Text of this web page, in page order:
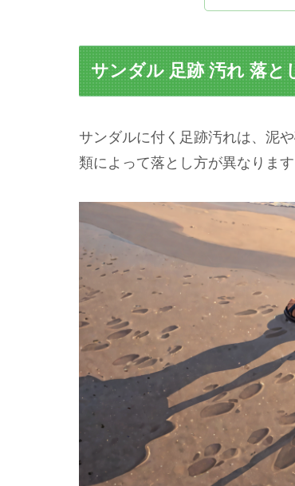
サンダル 足跡 汚れ 落と
サンダルに付く足跡汚れは、泥
類によって落とし方が異なりま